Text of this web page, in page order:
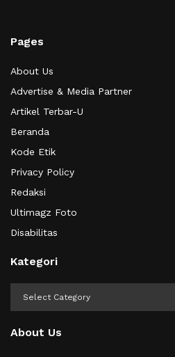
Pages
About Us
Advertise & Media Partner
Artikel Terbar-U
Beranda
Kode Etik
Privacy Policy
Redaksi
Ultimagz Foto
Disabilitas
Kategori
About Us